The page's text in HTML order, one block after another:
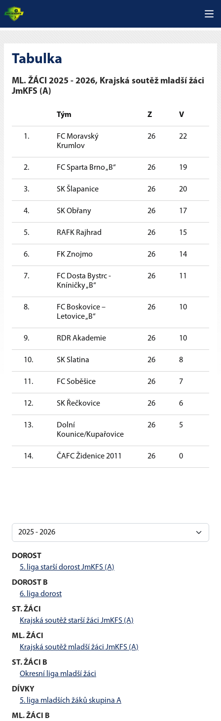
Tabulka
ML. ŽÁCI 2025 - 2026, Krajská soutěž mladší žáci
JmKFS (A)
Tým Z V
1.
FC Moravský
Krumlov
26 22
2. FC Sparta Brno „B“ 26 19
3. SK Šlapanice 26 20
4. SK Obřany 26 17
5. RAFK Rajhrad 26 15
6. FK Znojmo 26 14
7.
FC Dosta Bystrc -
Kníničky „B“
26 11
8.
FC Boskovice –
Letovice „B“
26 10
9. RDR Akademie 26 10
10. SK Slatina 26 8
11. FC Soběšice 26 7
12. SK Řečkovice 26 6
13.
Dolní
Kounice/Kupařovice
26 5
14. ČAFC Židenice 2011 26 0
DOROST
5. liga starší dorost JmKFS (A)
DOROST B
6. liga dorost
ST. ŽÁCI
Krajská soutěž starší žáci JmKFS (A)
ML. ŽÁCI
Krajská soutěž mladší žáci JmKFS (A)
ST. ŽÁCI B
Okresní liga mladší žáci
DÍVKY
5. liga mladších žáků skupina A
ML. ŽÁCI B